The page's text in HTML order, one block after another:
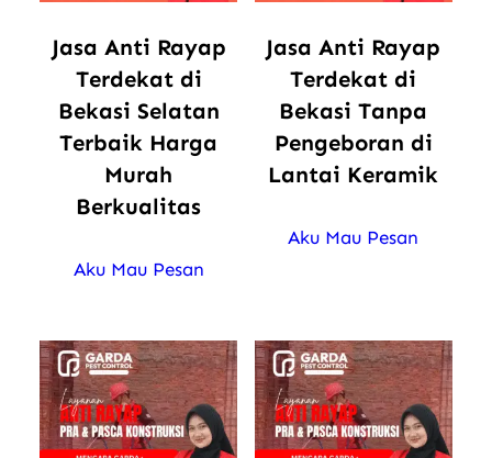
Jasa Anti Rayap
Terdekat di
Bekasi Selatan
Terbaik Harga
Murah
Berkualitas
Aku Mau Pesan
Jasa Anti Rayap
Terdekat di
Bekasi Tanpa
Pengeboran di
Lantai Keramik
Aku Mau Pesan